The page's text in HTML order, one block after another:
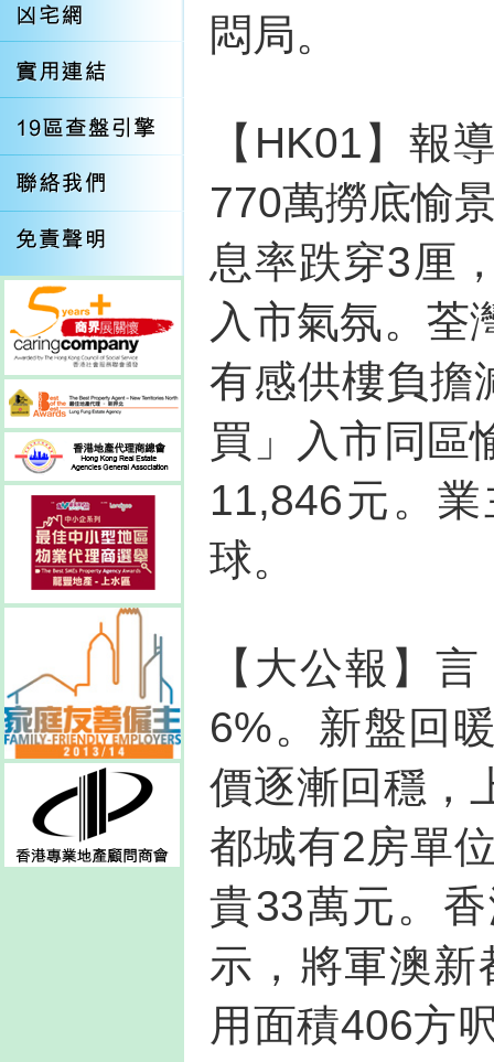
悶局。
【HK01】報
770萬撈底愉
息率跌穿3厘
入市氣氛。荃
有感供樓負擔
買」入市同區
11,846元。
球。
【大公報】
6%。新盤回
價逐漸回穩，
都城有2房單
貴33萬元。
示，將軍澳
用面積406方